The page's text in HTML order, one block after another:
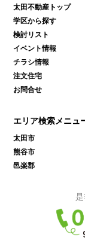
太田不動産トップ
学区から探す
検討リスト
イベント情報
チラシ情報
注文住宅
お問合せ
エリア検索メニュ
太田市
熊谷市
邑楽郡